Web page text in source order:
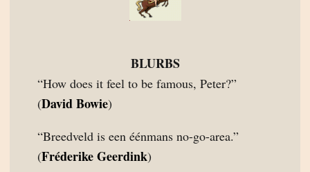
BLURBS
“How does it feel to be famous, Peter?”
(David Bowie)
“Breedveld is een éénmans no-go-area.”
(Fréderike Geerdink)